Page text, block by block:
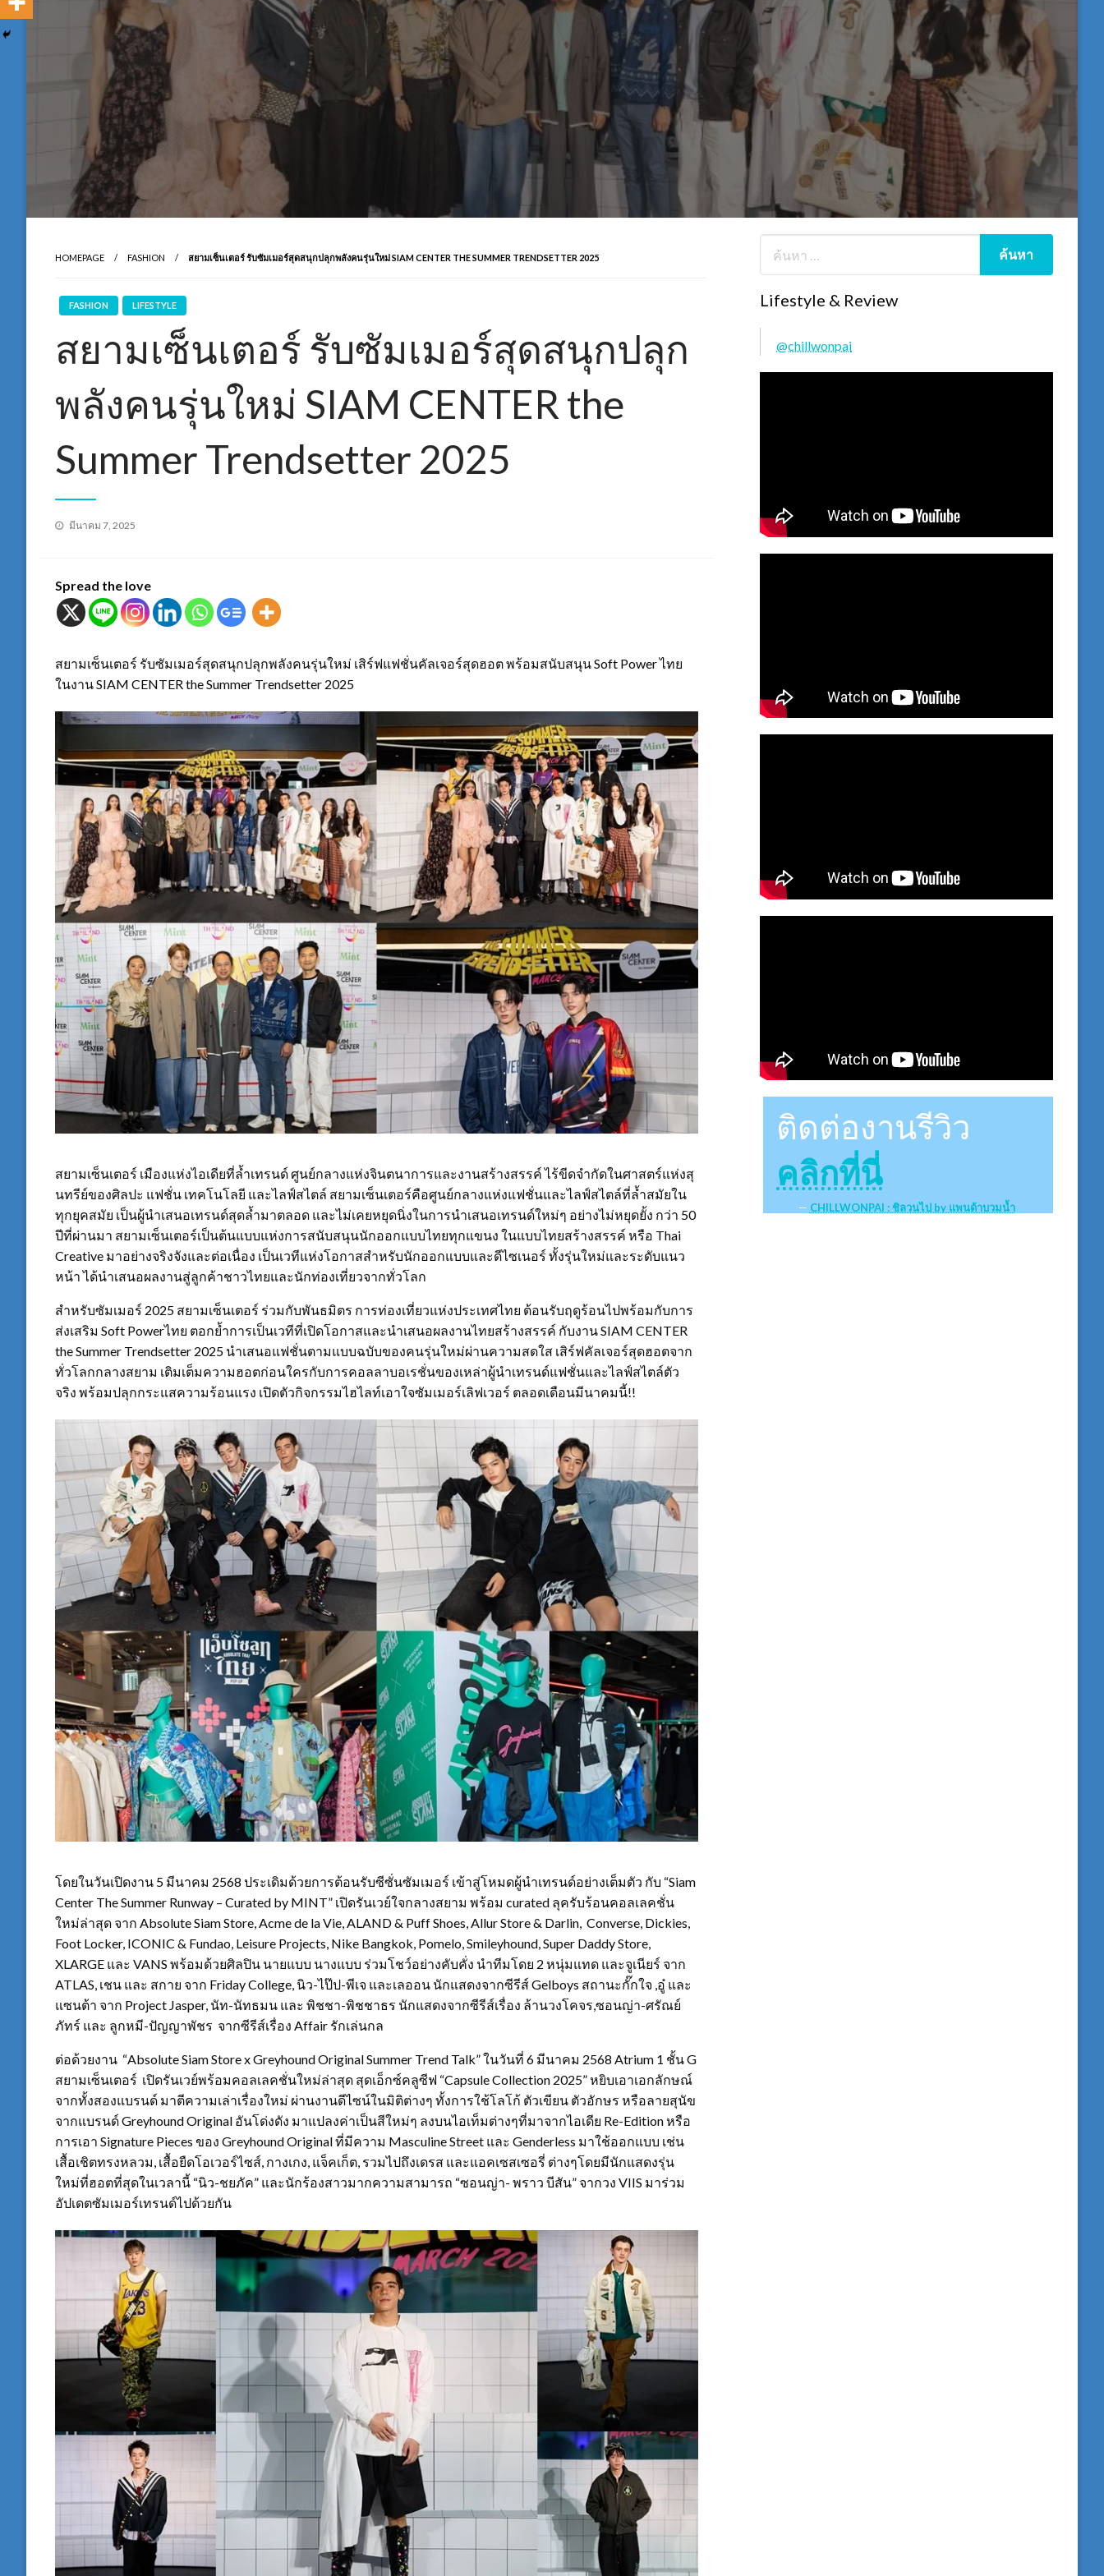
HOMEPAGE FASHION สยามเซ็นเตอร์ รับซัมเมอร์สุดสนุกปลุกพลังคนรุ่นใหม่ SIAM CENTER THE SUMMER TRENDSETTER 2025
FASHION LIFESTYLE
สยามเซ็นเตอร์ รับซัมเมอร์สุดสนุกปลุก
พลังคนรุ่นใหม่ SIAM CENTER the
Summer Trendsetter 2025
Posted
มีนาคม 7, 2025
Spread the love
สยามเซ็นเตอร์ รับซัมเมอร์สุดสนุกปลุกพลังคนรุ่นใหม่ เสิร์ฟแฟชั่นคัลเจอร์สุดฮอต พร้อมสนับสนุน Soft Power ไทย
ในงาน SIAM CENTER the Summer Trendsetter 2025
สยามเซ็นเตอร์ เมืองแห่งไอเดียที่ล้ำเทรนด์ ศูนย์กลางแห่งจินตนาการและงานสร้างสรรค์ ไร้ขีดจำกัดในศาสตร์แห่งสุ
นทรีย์ของศิลปะ แฟชั่น เทคโนโลยี และไลฟ์สไตล์ สยามเซ็นเตอร์คือศูนย์กลางแห่งแฟชั่นและไลฟ์สไตล์ที่ล้ำสมัยใน
ทุกยุคสมัย เป็นผู้นำเสนอเทรนด์สุดล้ำมาตลอด และไม่เคยหยุดนิ่งในการนำเสนอเทรนด์ใหม่ๆ อย่างไม่หยุดยั้ง กว่า 50
ปีที่ผ่านมา สยามเซ็นเตอร์เป็นต้นแบบแห่งการสนับสนุนนักออกแบบไทยทุกแขนง ในแบบไทยสร้างสรรค์ หรือ Thai
Creative มาอย่างจริงจังและต่อเนื่อง เป็นเวทีแห่งโอกาสสำหรับนักออกแบบและดีไซเนอร์ ทั้งรุ่นใหม่และระดับแนว
หน้า ได้นำเสนอผลงานสู่ลูกค้าชาวไทยและนักท่องเที่ยวจากทั่วโลก
สำหรับซัมเมอร์ 2025 สยามเซ็นเตอร์ ร่วมกับพันธมิตร การท่องเที่ยวแห่งประเทศไทย ต้อนรับฤดูร้อนไปพร้อมกับการ
ส่งเสริม Soft Powerไทย ตอกย้ำการเป็นเวทีที่เปิดโอกาสและนำเสนอผลงานไทยสร้างสรรค์ กับงาน SIAM CENTER
the Summer Trendsetter 2025 นำเสนอแฟชั่นตามแบบฉบับของคนรุ่นใหม่ผ่านความสดใส เสิร์ฟคัลเจอร์สุดฮอตจาก
ทั่วโลกกลางสยาม เติมเต็มความฮอตก่อนใครกับการคอลลาบอเรชั่นของเหล่าผู้นำเทรนด์แฟชั่นและไลฟ์สไตล์ตัว
จริง พร้อมปลุกกระแสความร้อนแรง เปิดตัวกิจกรรมไฮไลท์เอาใจซัมเมอร์เลิฟเวอร์ ตลอดเดือนมีนาคมนี้!!
โดยในวันเปิดงาน 5 มีนาคม 2568 ประเดิมด้วยการต้อนรับซีซั่นซัมเมอร์ เข้าสู่โหมดผู้นำเทรนด์อย่างเต็มตัว กับ “Siam
Center The Summer Runway – Curated by MINT” เปิดรันเวย์ใจกลางสยาม พร้อม curated ลุครับร้อนคอลเลคชั่น
ใหม่ล่าสุด จาก Absolute Siam Store, Acme de la Vie, ALAND & Puff Shoes, Allur Store & Darlin, Converse, Dickies,
Foot Locker, ICONIC & Fundao, Leisure Projects, Nike Bangkok, Pomelo, Smileyhound, Super Daddy Store,
XLARGE และ VANS พร้อมด้วยศิลปิน นายแบบ นางแบบ ร่วมโชว์อย่างคับคั่ง นำทีมโดย 2 หนุ่มแทด และจูเนียร์ จาก
ATLAS, เชน และ สกาย จาก Friday College, นิว-ไป๊ป-พีเจ และเลออน นักแสดงจากซีรีส์ Gelboys สถานะกั๊กใจ ,อู๋ และ
แซนต้า จาก Project Jasper, นัท-นัทธมน และ พิชชา-พิชชาธร นักแสดงจากซีรีส์เรื่อง ล้านวงโคจร,ซอนญ่า-ศรัณย์
ภัทร์ และ ลูกหมี-ปัญญาพัชร จากซีรีส์เรื่อง Affair รักเล่นกล
ต่อด้วยงาน “Absolute Siam Store x Greyhound Original Summer Trend Talk” ในวันที่ 6 มีนาคม 2568 Atrium 1 ชั้น G
สยามเซ็นเตอร์ เปิดรันเวย์พร้อมคอลเลคชั่นใหม่ล่าสุด สุดเอ็กซ์คลูซีฟ “Capsule Collection 2025” หยิบเอาเอกลักษณ์
จากทั้งสองแบรนด์ มาตีความเล่าเรื่องใหม่ ผ่านงานดีไซน์ในมิติต่างๆ ทั้งการใช้โลโก้ ตัวเขียน ตัวอักษร หรือลายสุนัข
จากแบรนด์ Greyhound Original อันโด่งดัง มาแปลงค่าเป็นสีใหม่ๆ ลงบนไอเท็มต่างๆที่มาจากไอเดีย Re-Edition หรือ
การเอา Signature Pieces ของ Greyhound Original ที่มีความ Masculine Street และ Genderless มาใช้ออกแบบ เช่น
เสื้อเชิตทรงหลวม, เสื้อยืดโอเวอร์ไซส์, กางเกง, แจ็คเก็ต, รวมไปถึงเดรส และแอคเซสเซอรี่ ต่างๆโดยมีนักแสดงรุ่น
ใหม่ที่ฮอตที่สุดในเวลานี้ “นิว-ชยภัค” และนักร้องสาวมากความสามารถ “ซอนญ่า- พราว บีสัน” จากวง VIIS มาร่วม
อัปเดตซัมเมอร์เทรนด์ไปด้วยกัน
Lifestyle & Review
@chillwonpai
ติดต่องานรีวิว
คลิกที่นี่
CHILLWONPAI : ชิลวนไป by แพนด้าบวมน้ำ